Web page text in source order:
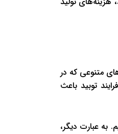
متنوعی که در
توبید باعث
به عبارت دیگر،